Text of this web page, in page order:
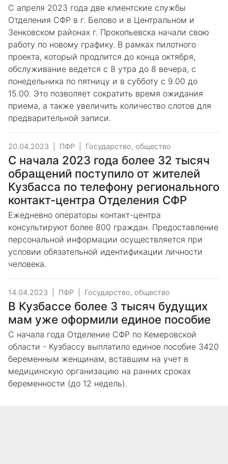
С апреля 2023 года две клиентские службы
Отделения СФР в г. Белово и в Центральном и
Зенковском районах г. Прокопьевска начали свою
работу по новому графику. В рамках пилотного
проекта, который продлится до конца октября,
обслуживание ведется с 8 утра до 8 вечера, с
понедельника по пятницу и в субботу с 9.00 до
15.00. Это позволяет сократить время ожидания
приема, а также увеличить количество слотов для
предварительной записи.
20.04.2023 ПФР Государство, общество
С начала 2023 года более 32 тысяч
обращений поступило от жителей
Кузбасса по телефону регионального
контакт-центра Отделения СФР
Ежедневно операторы контакт-центра
консультируют более 800 граждан. Предоставление
персональной информации осуществляется при
условии обязательной идентификации личности
человека.
14.04.2023 ПФР Государство, общество
В Кузбассе более 3 тысяч будущих
мам уже оформили единое пособие
С начала года Отделение СФР по Кемеровской
области - Кузбассу выплатило единое пособие 3420
беременным женщинам, вставшим на учет в
медицинскую организацию на ранних сроках
беременности (до 12 недель).